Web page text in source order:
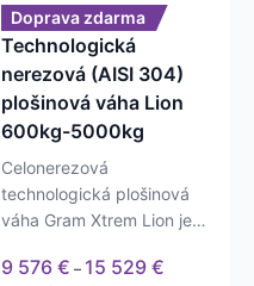
Doprava zdarma
Technologická
nerezová (AISI 304)
plošinová váha Lion
600kg-5000kg
Celonerezová
technologická plošinová
váha Gram Xtrem Lion je
prevádzky, v…
9 576 € – 15 529 €
môžete
vybrať
stránke
produktu.